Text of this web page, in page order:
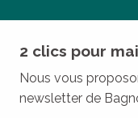
2 clics pour
Nous vous
newsletter de